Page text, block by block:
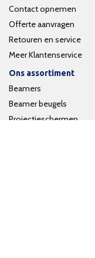
Contact opnemen
Offerte aanvragen
Retouren en service
Meer Klantenservice
Ons assortiment
Beamers
Beamer beugels
Projectieschermen